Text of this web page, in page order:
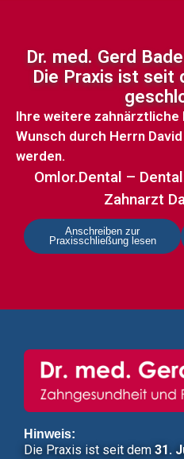
Dr. med. Gerd
Die Praxis ist seit
Ihre weitere zahnärztliche
Wunsch durch Herrn
werden.
Omlor.Dental –
Zahnarzt
Anschreiben zur
Praxisschließung lesen
Hinweis:
Die Praxis ist seit dem 31.